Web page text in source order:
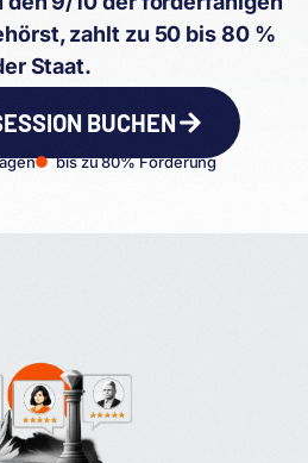
zahlt zu 50 bis 80 %
Staat.
BUCHEN
bis zu 80% Förderung